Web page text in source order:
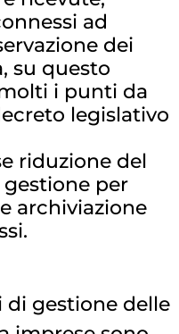
ad
dei
su questo
i punti da
legislativo
riduzione del
per
archiviazione
di gestione delle